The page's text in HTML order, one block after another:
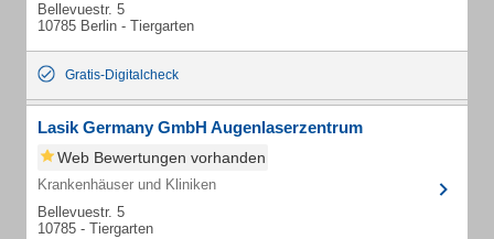
Bellevuestr. 5
10785 Berlin - Tiergarten
Gratis-Digitalcheck
Lasik Germany GmbH Augenlaserzentrum
Web Bewertungen vorhanden
Krankenhäuser und Kliniken
Bellevuestr. 5
10785 - Tiergarten